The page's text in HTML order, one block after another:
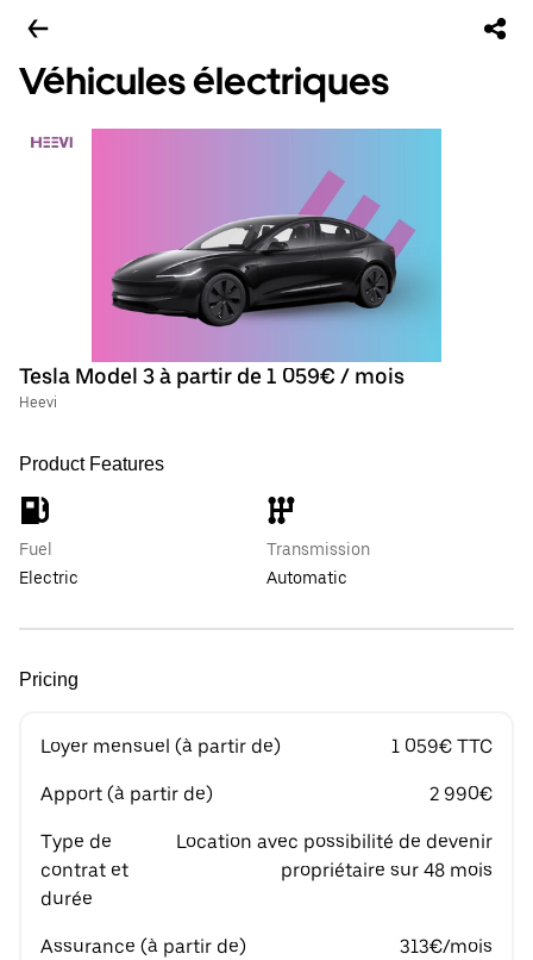
Véhicules électriques
Tesla Model 3 à partir de 1 059€ / mois
Heevi
Product Features
Fuel
Electric
Transmission
Automatic
Pricing
Loyer mensuel (à partir de) 1 059€ TTC
Apport (à partir de) 2 990€
Type de
contrat et
durée
Location avec possibilité de devenir
propriétaire sur 48 mois
Assurance (à partir de) 313€/mois